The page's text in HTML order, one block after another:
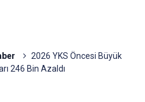
2026 YKS Öncesi Büyük
246 Bin Azaldı